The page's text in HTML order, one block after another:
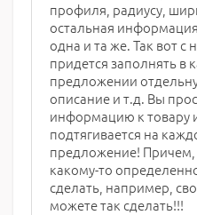
профиля, радиусу,
остальная
одна и та же. Так вот
придется заполнять в
предложении
описание и т.д. Вы
информацию к товару
подтягивается на
предложение! Причем,
какому-то
сделать, например,
можете так сделать!!!